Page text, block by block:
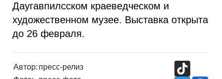
Даугавпилсском краеведческом и
художественном музее. Выставка открыта
до 26 февраля.
Автор: пресс-релиз